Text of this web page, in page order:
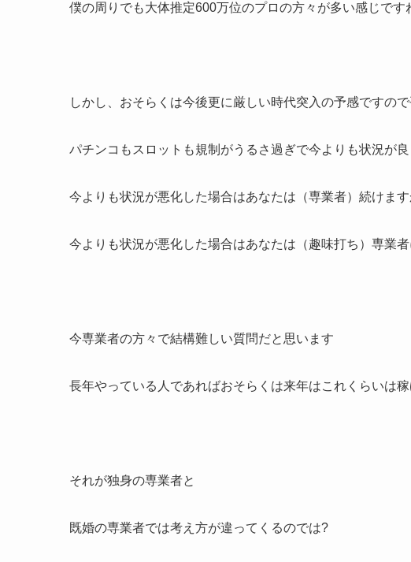
僕の周りでも大体推定600万位のプロの方々が多い感じです
しかし、おそらくは今後更に厳しい時代突入の予感ですの
パチンコもスロットも規制がうるさ過ぎで今よりも状況が
今よりも状況が悪化した場合はあなたは（専業者）続けます
今よりも状況が悪化した場合はあなたは（趣味打ち）専業
今専業者の方々で結構難しい質問だと思います
長年やっている人であればおそらくは来年はこれくらいは
それが独身の専業者と
既婚の専業者では考え方が違ってくるのでは?